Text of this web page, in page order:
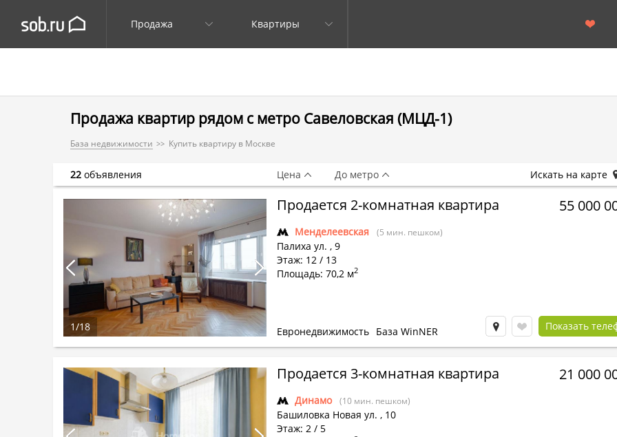
Продажа Квартиры
Продажа квартир рядом с метро Савеловская (МЦД-1)
База недвижимости Купить квартиру в Москве
Продается 2-комнатная квартира
Менделеевская (5 мин. пешком)
Палиха ул. , 9
Этаж: 12 / 13
Площадь: 70,2 м2
55 000
Евронедвижимость База WinNER Показать
1/18
Продается 3-комнатная квартира
Динамо (10 мин. пешком)
Башиловка Новая ул. , 10
Этаж: 2 / 5
21 000
22 объявления Цена До метро Искать на карте